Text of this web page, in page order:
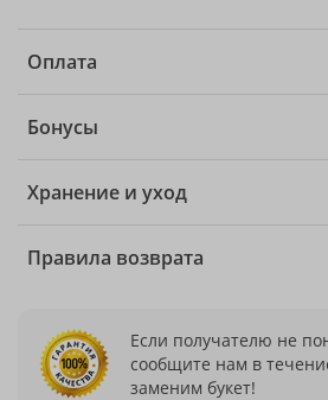
Оплата
Бонусы
Хранение и уход
Правила возврата
Если получателю не
сообщите нам в
заменим букет!